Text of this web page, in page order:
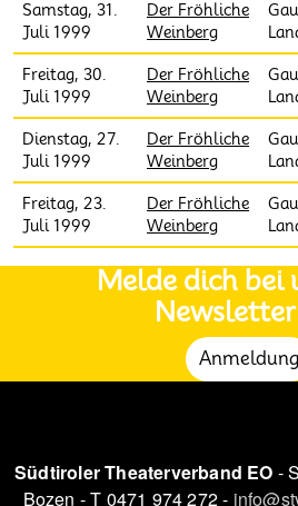
Samstag, 31.
Juli 1999
Der Fröhliche
Weinberg
Freitag, 30.
Juli 1999
Der Fröhliche
Weinberg
Dienstag, 27.
Juli 1999
Der Fröhliche
Weinberg
Freitag, 23.
Juli 1999
Der Fröhliche
Weinberg
Melde dich bei
Anmeldung
Südtiroler Theaterverband EO -
Bozen - T 0471 974 272 -